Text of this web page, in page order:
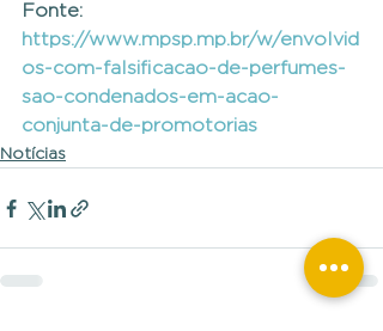
Fonte:
https://www.mpsp.mp.br/w/envolvid
os-com-falsificacao-de-perfumes-
sao-condenados-em-acao-
conjunta-de-promotorias
Notícias